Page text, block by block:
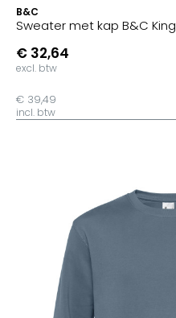
B&C
Sweater met kap B&C King
€ 32,64
excl. btw
€ 39,49
incl. btw